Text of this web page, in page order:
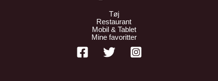
Tøj
Restaurant
Mobil & Tablet
Mine favoritter